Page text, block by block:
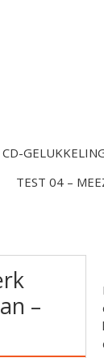
CD-
TEST 04 –
–